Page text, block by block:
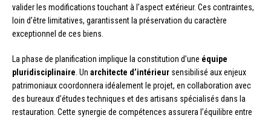
valider les modifications touchant à l’aspect extérieur. Ces contraintes,
loin d’être limitatives, garantissent la préservation du caractère
exceptionnel de ces biens.
La phase de planification implique la constitution d’une équipe
pluridisciplinaire . Un architecte d’intérieur sensibilisé aux enjeux
patrimoniaux coordonnera idéalement le projet, en collaboration avec
des bureaux d’études techniques et des artisans spécialisés dans la
restauration. Cette synergie de compétences assurera l’équilibre entre